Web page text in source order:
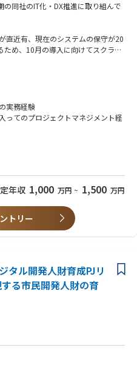
創出できる可能性がある潜在的な
入社
必要な知識を身につけながら世の
出すことが必要なチャレンジング
の考え・意思が尊重されやすく提
やりがいのある業務内容と職場環
土があることが魅力です。 未経験
齢問わず、みんなが新技術創出を
見を得ることができ、 自動車メー
も学びながら技術開発からサービス
だと感じています。」
フラットに活躍できる職場環境で
る力のある従業員には、入社直後で
こんなクルマが作りたい！車を使っ
挙げてプロジェクトを立ち上げる
っていただきたいと思います。
デザイン開発統括部について
発展の歴史の一部になりたい」EVを
同社のIT化・DX推進に取り組んで
直近有、現在のシステムの保守が20
め、10月の導入に向けてスクラッ
く予定となります。
プロジェクトをリードしてくださ
た。
、常に業界のパイオニアとして走り
心して楽しめる環境を整備していく
・店舗拡大を目指し、安定した経営
実務経験
ってのプロジェクトマネジメント経
ーの選定、交渉、管理）のご経験
年収 1,000 万円 ~ 1,500 万円
トリー
タル開発人財育成PJリ
る市民開発人財の育